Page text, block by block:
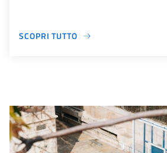
SCOPRI TUTTO